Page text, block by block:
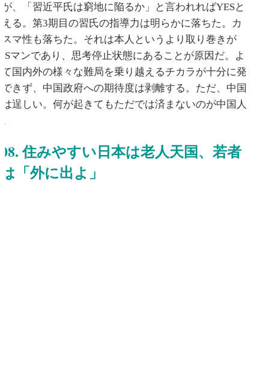
、「習近平氏は窮地に陥るか」と言われればYESと
る。第3期目の習氏の指導力は明らかに落ちた。カ
マ性も落ちた。それは本人というより取り巻きが
マンであり、思考停止状態にあることが原因だ。よ
国内外の様々な難局を乗り越えるチカラが十分に発
きず、中国政府への期待度は剥離する。ただ、中国
逞しい。何が起きてもただでは済まないのが中国人
08. 住みやすい日本は老人天国、若者
は「外に出よ」